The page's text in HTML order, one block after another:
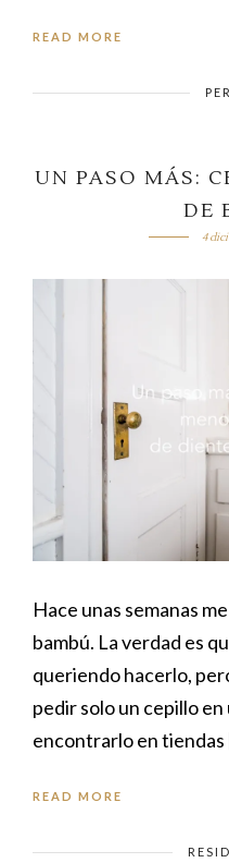
READ MORE
UN PASO MÁS:
DE
4
Hace unas semanas
bambú. La verdad es
queriendo hacerlo,
pedir solo un cepillo
encontrarlo en
READ MORE